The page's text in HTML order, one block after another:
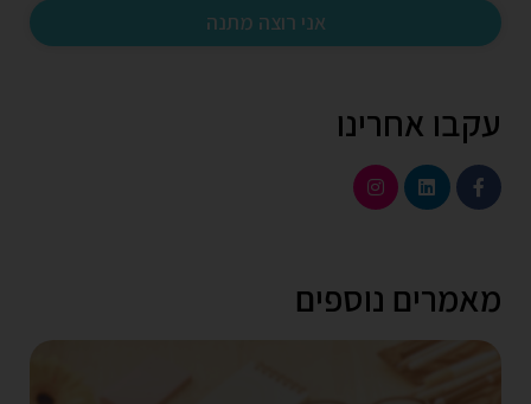
אני רוצה מתנה
עקבו אחרינו
מאמרים נוספים